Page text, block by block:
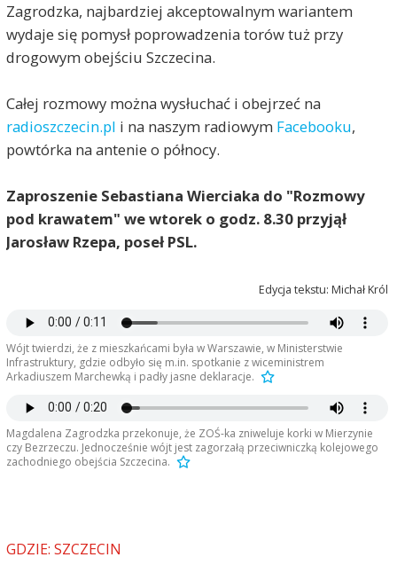
Zagrodzka, najbardziej akceptowalnym wariantem
wydaje się pomysł poprowadzenia torów tuż przy
drogowym obejściu Szczecina.
Całej rozmowy można wysłuchać i obejrzeć na
radioszczecin.pl i na naszym radiowym Facebooku,
powtórka na antenie o północy.
Zaproszenie Sebastiana Wierciaka do "Rozmowy
pod krawatem" we wtorek o godz. 8.30 przyjął
Jarosław Rzepa, poseł PSL.
Edycja tekstu: Michał Król
Wójt twierdzi, że z mieszkańcami była w Warszawie, w Ministerstwie
Infrastruktury, gdzie odbyło się m.in. spotkanie z wiceministrem
Arkadiuszem Marchewką i padły jasne deklaracje.
Magdalena Zagrodzka przekonuje, że ZOŚ-ka zniweluje korki w Mierzynie
czy Bezrzeczu. Jednocześnie wójt jest zagorzałą przeciwniczką kolejowego
zachodniego obejścia Szczecina.
GDZIE: SZCZECIN